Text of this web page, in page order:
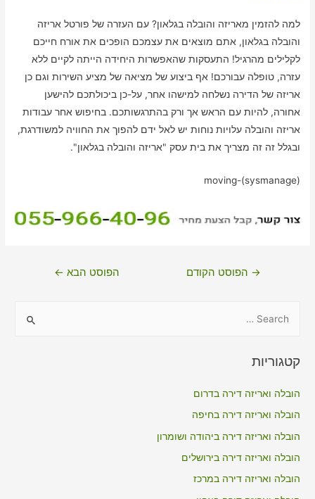
למה להזמין מאריזה והובלה בגלאון? עם העזרה של פורטל אריזה
והובלה בגלאון, אתם מוצאים את עצמכם הופכים את אורח חייכם
לקלילים מהרגיל! התעסקות שהאפשרות היחידה הייתה לקיים ללא
עזרה, טופלה עבורכם! אף ביצוע של מציאה של מציע השירות וגם כן
אריזה של הדירה נשלחה למישהו אחר, על-כן ביכולתכם להישען
אחורה, להיות עם הראש אך ורק בהתרגשותכם. בחיפוש אחר עבודות
אריזה והובלה עלויות נוחות יש לאל ידם להפוך את החוויה למשודרגת,
ובגלל זה זה מצריך את בית עסק "אריזה והובלה בגלאון".
moving-(sysmanage)
ניווט→ הפוסט הקודם הפוסט הבא ←
r
o
r
:
קטגוריות
הובלה ואריזה דירה בדרום
הובלה ואריזה דירה בחיפה
הובלה ואריזה דירה ביהודה ושומרון
הובלה ואריזה דירה בירושלים
הובלה ואריזה דירה במרכז